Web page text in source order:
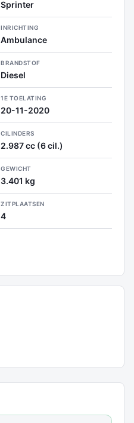
Sprinter
INRICHTING
Ambulance
BRANDSTOF
Diesel
1E TOELATING
20-11-2020
CILINDERS
2.987 cc (6 cil.)
GEWICHT
3.401 kg
ZITPLAATSEN
4